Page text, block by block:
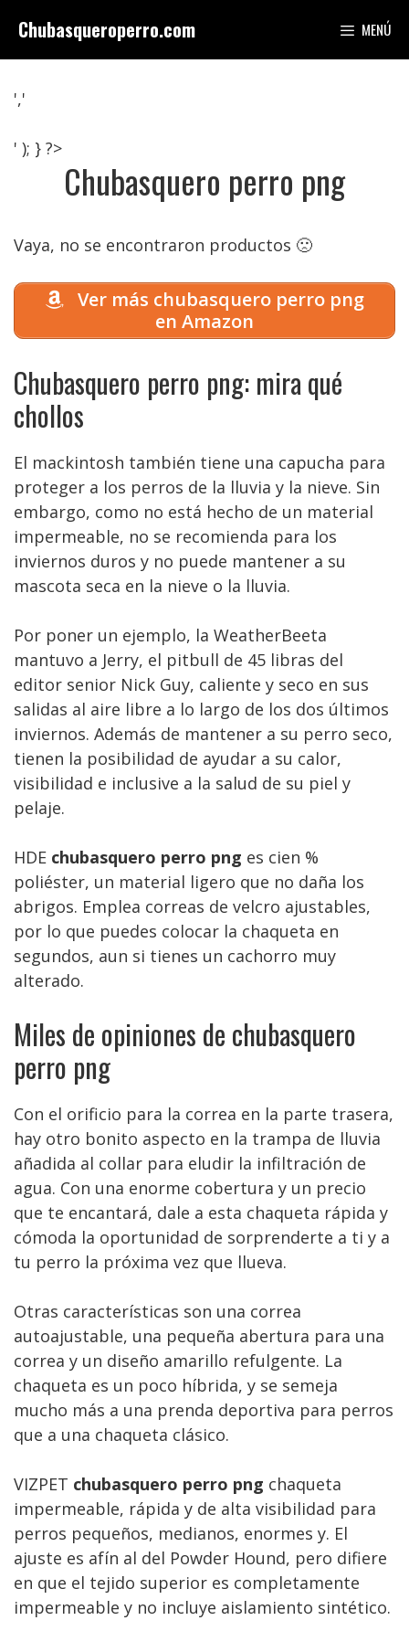
contenido
Chubasqueroperro.com MENÚ
','
' ); } ?>
Chubasquero perro png
Vaya, no se encontraron productos 🙁
Ver más chubasquero perro png
en Amazon
Chubasquero perro png: mira qué
chollos
El mackintosh también tiene una capucha para
proteger a los perros de la lluvia y la nieve. Sin
embargo, como no está hecho de un material
impermeable, no se recomienda para los
inviernos duros y no puede mantener a su
mascota seca en la nieve o la lluvia.
Por poner un ejemplo, la WeatherBeeta
mantuvo a Jerry, el pitbull de 45 libras del
editor senior Nick Guy, caliente y seco en sus
salidas al aire libre a lo largo de los dos últimos
inviernos. Además de mantener a su perro seco,
tienen la posibilidad de ayudar a su calor,
visibilidad e inclusive a la salud de su piel y
pelaje.
HDE chubasquero perro png es cien %
poliéster, un material ligero que no daña los
abrigos. Emplea correas de velcro ajustables,
por lo que puedes colocar la chaqueta en
segundos, aun si tienes un cachorro muy
alterado.
Miles de opiniones de chubasquero
perro png
Con el orificio para la correa en la parte trasera,
hay otro bonito aspecto en la trampa de lluvia
añadida al collar para eludir la infiltración de
agua. Con una enorme cobertura y un precio
que te encantará, dale a esta chaqueta rápida y
cómoda la oportunidad de sorprenderte a ti y a
tu perro la próxima vez que llueva.
Otras características son una correa
autoajustable, una pequeña abertura para una
correa y un diseño amarillo refulgente. La
chaqueta es un poco híbrida, y se semeja
mucho más a una prenda deportiva para perros
que a una chaqueta clásico.
VIZPET chubasquero perro png chaqueta
impermeable, rápida y de alta visibilidad para
perros pequeños, medianos, enormes y. El
ajuste es afín al del Powder Hound, pero difiere
en que el tejido superior es completamente
impermeable y no incluye aislamiento sintético.